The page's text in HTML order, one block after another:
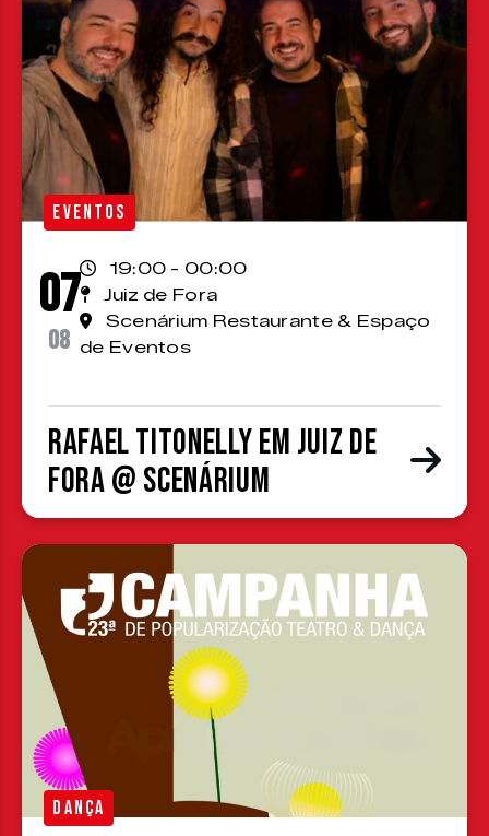
EVENTOS
07
08
19:00 - 00:00
Juiz de Fora
Scenárium Restaurante & Espaço
de Eventos
Rafael Titonelly em Juiz de
Fora @ Scenárium
DANÇA